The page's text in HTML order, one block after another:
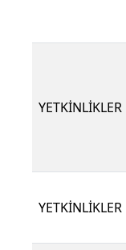
YETKİNLİKLER
YETKİNLİKLER